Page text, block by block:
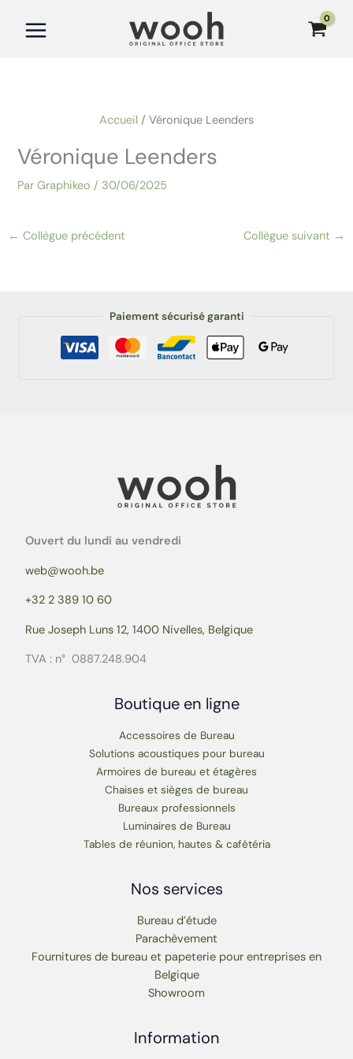
Accueil Véronique Leenders
Véronique Leenders
ParGraphikeo/ 30/06/2025
← Collègue précédent Collègue suivant →
Paiement sécurisé garanti
Ouvert du lundi au vendredi
web@wooh.be
+32 2 389 10 60
Rue Joseph Luns 12, 1400 Nivelles, Belgique
TVA : n° 0887.248.904
Boutique en ligne
Accessoires de Bureau
Solutions acoustiques pour bureau
Armoires de bureau et étagères
Chaises et sièges de bureau
Bureaux professionnels
Luminaires de Bureau
Tables de réunion, hautes & cafétéria
Nos services
Bureau d’étude
Parachèvement
Fournitures de bureau et papeterie pour entreprises en
Belgique
Showroom
Information